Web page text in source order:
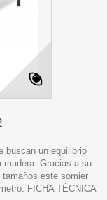
buscan un equilibrio
madera. Gracias a su
este somier
FICHA TÉCNICA